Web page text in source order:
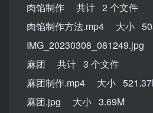
肉馅制作 共计 2 个文件
肉馅制作方法.mp4 大小
麻团 共计 3 个文件
麻团制作.mp4 大小
麻团.jpg 大小 3.69M